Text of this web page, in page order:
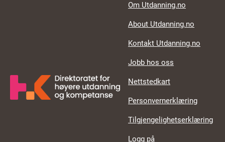
Om Utdanning.no
About Utdanning.no
Kontakt Utdanning.no
Jobb hos oss
Nettstedkart
Personvernerklæring
Tilgjengelighetserklæring
Logg på